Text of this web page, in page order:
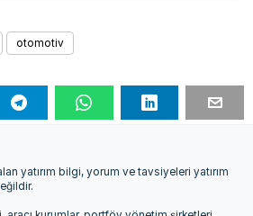
otomotiv
yatırım bilgi, yorum ve tavsiyeleri yatırım